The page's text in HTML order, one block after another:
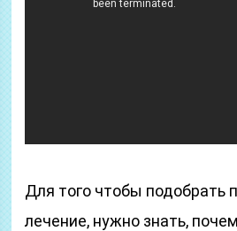
Для того чтобы подобрать
лечение, нужно знать,